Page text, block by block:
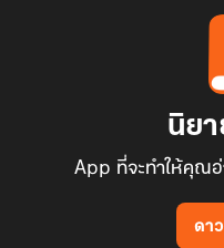
นิย
App ที่จะทำให้คุณ
ดา